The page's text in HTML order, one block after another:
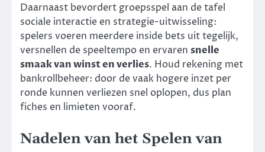
Daarnaast bevordert groepsspel aan de tafel
sociale interactie en strategie-uitwisseling:
spelers voeren meerdere inside bets uit tegelijk,
versnellen de speeltempo en ervaren snelle
smaak van winst en verlies. Houd rekening met
bankrollbeheer: door de vaak hogere inzet per
ronde kunnen verliezen snel oplopen, dus plan
fiches en limieten vooraf.
Nadelen van het Spelen van